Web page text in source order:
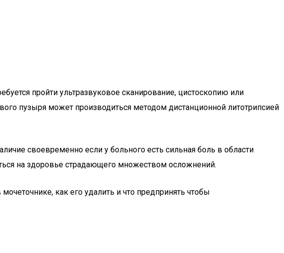
пройти ультразвуковое сканирование, цистоскопию или
пузыря может производиться методом дистанционной литотрипсией
своевременно если у больного есть сильная боль в области
на здоровье страдающего множеством осложнений.
как его удалить и что предпринять чтобы